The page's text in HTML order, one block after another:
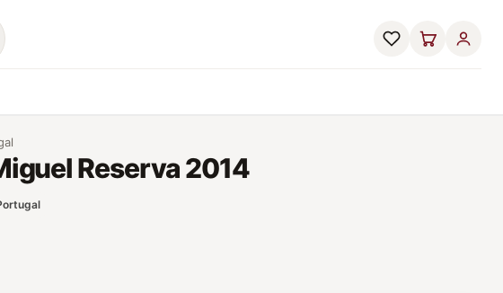
Reserva 2014